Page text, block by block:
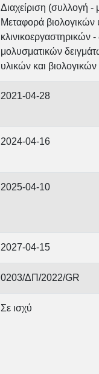
Διαχείριση (συλλογή
Μεταφορά
κλινικοεργαστηρικών
μολυσματικών
υλικών και
2021-04-28
2024-04-16
2025-04-10
2027-04-15
0203/ΔΠ/2022/GR
Σε ισχύ